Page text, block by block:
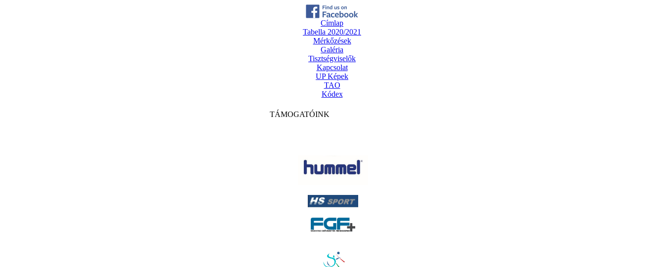
Címlap
Tabella 2020/2021
Mérkőzések
Galéria
Tisztségviselők
Kapcsolat
UP Képek
TAO
Kódex
TÁMOGATÓINK